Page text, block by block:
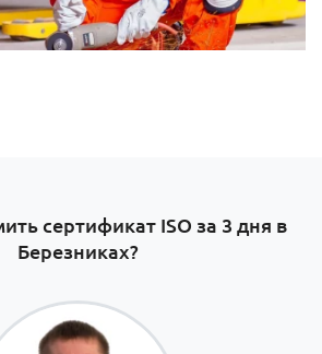
сертификат ISO за 3 дня в
Березниках?